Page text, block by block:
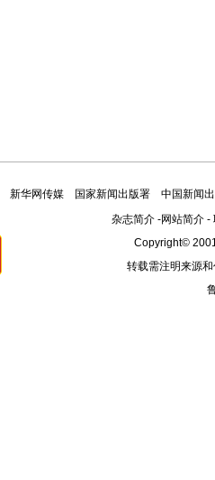
新华网传媒 国家新闻出版署
中国新闻
杂志简介-网站简介-
Copyright©
转载需注明来源